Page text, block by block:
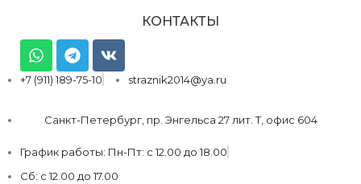
КОНТАКТЫ
+7 (911) 189-75-10 straznik2014@ya.ru
Санкт-Петербург, пр. Энгельса 27 лит. Т, офис 604
График работы: Пн-Пт: с 12.00 до 18.00
Сб: с 12.00 до 17.00